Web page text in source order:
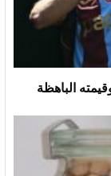
الباهظة